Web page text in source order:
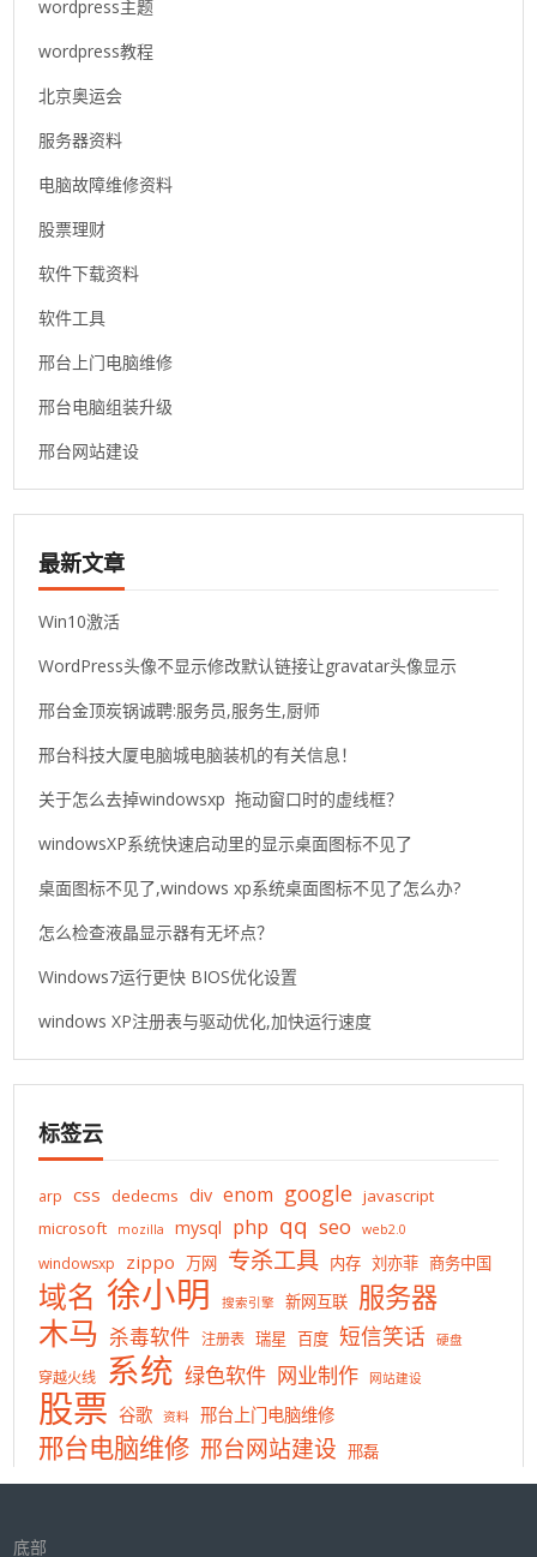
wordpress主题
wordpress教程
北京奥运会
服务器资料
电脑故障维修资料
股票理财
软件下载资料
软件工具
邢台上门电脑维修
邢台电脑组装升级
邢台网站建设
最新文章
Win10激活
WordPress头像不显示修改默认链接让gravatar头像显示
邢台金顶炭锅诚聘:服务员,服务生,厨师
邢台科技大厦电脑城电脑装机的有关信息！
关于怎么去掉windowsxp 拖动窗口时的虚线框？
windowsXP系统快速启动里的显示桌面图标不见了
桌面图标不见了,windows xp系统桌面图标不见了怎么办?
怎么检查液晶显示器有无坏点？
Windows7运行更快 BIOS优化设置
windows XP注册表与驱动优化,加快运行速度
标签云
arp css dedecms div enom google javascript
microsoft
mozilla mysql php qq seo web2.0
windowsxp zippo 万网 专杀工具 内存 刘亦菲 商务中国
域名 徐小明 搜索引擎 新网互联 服务器
木马 杀毒软件 注册表 瑞星 百度 短信笑话 硬盘
穿越火线 系统 绿色软件 网业制作 网站建设
股票 谷歌 资料 邢台上门电脑维修
邢台电脑维修 邢台网站建设 邢磊
底部